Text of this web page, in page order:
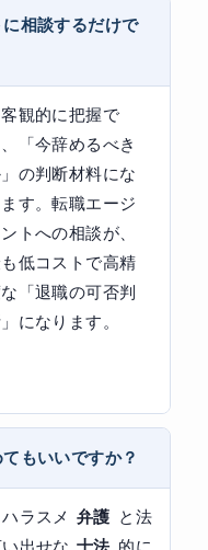
相談するだけで
客観的に把握で
、「今辞めるべき
の判断材料にな
ます。転職エージ
ントへの相談が、
低コストで高精
な「退職の可否判
になります。
もいいですか？
ラスメ
出せな
弁護
士法
と法
的に